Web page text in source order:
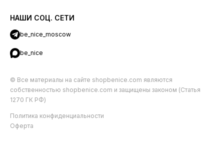
НАШИ СОЦ. СЕТИ
be_nice_moscow
be_nice
© Все материалы на сайте shopbenice.com являются
собственностью shopbenice.com и защищены законом (Статья
1270 ГК РФ)
Политика конфиденциальности
Оферта